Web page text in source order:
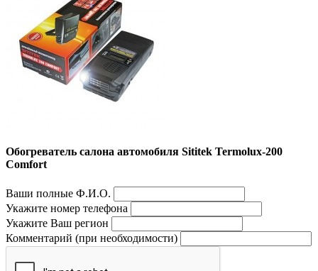
Обогреватель салона автомобиля Sititek Termolux-200
Comfort
Ваши полные Ф.И.О.
Укажите номер телефона
Укажите Ваш регион
Комментарий (при необходимости)